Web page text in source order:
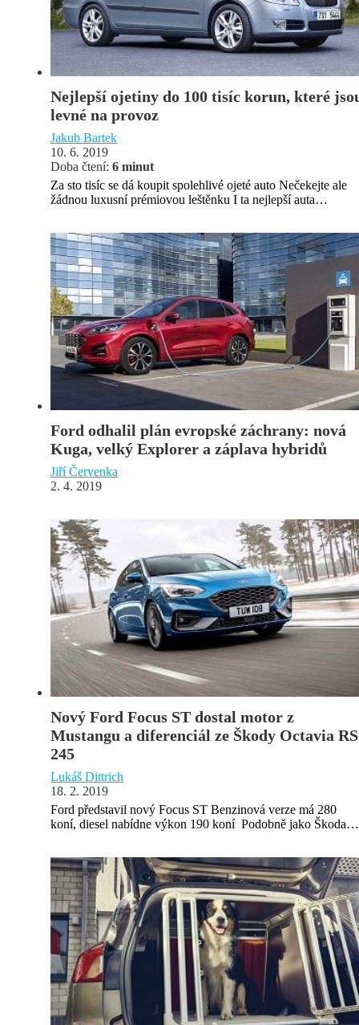
Nejlepší ojetiny do 100 tisíc korun, které
levné na provoz
Jakub Bartek
10. 6. 2019
Doba čtení: 6 minut
Za sto tisíc se dá koupit spolehlivé ojeté auto Nečekejte ale
žádnou luxusní prémiovou leštěnku I ta nejlepší auta…
Ford odhalil plán evropské záchrany: nová
Kuga, velký Explorer a záplava hybridů
Jiří Červenka
2. 4. 2019
Nový Ford Focus ST dostal motor z
Mustangu a diferenciál ze Škody Octavia RS
245
Lukáš Dittrich
18. 2. 2019
Ford představil nový Focus ST Benzinová verze má 280
koní, diesel nabídne výkon 190 koní Podobně jako Škoda…